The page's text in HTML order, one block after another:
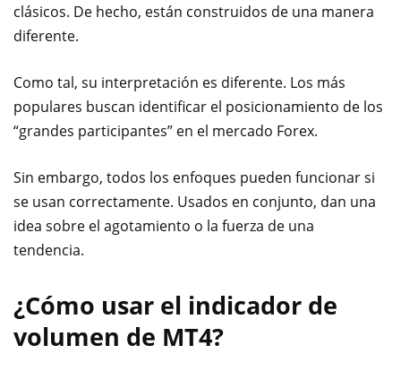
clásicos. De hecho, están construidos de una manera
diferente.
Como tal, su interpretación es diferente. Los más
populares buscan identificar el posicionamiento de los
“grandes participantes” en el mercado Forex.
Sin embargo, todos los enfoques pueden funcionar si
se usan correctamente. Usados ​​en conjunto, dan una
idea sobre el agotamiento o la fuerza de una
tendencia.
¿Cómo usar el indicador de
volumen de MT4?